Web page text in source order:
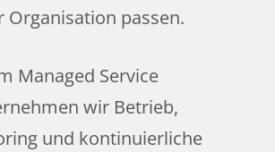
Organisation passen.
Managed Service
wir Betrieb,
und kontinuierliche